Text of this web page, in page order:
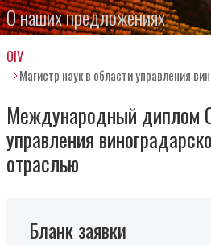
О наших предложениях
OIV
Магистр наук в области управления
Международный диплом
управления
отраслью
Бланк заявки